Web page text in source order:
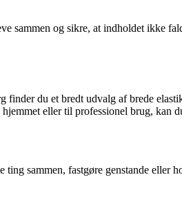
sammen og sikre, at indholdet ikke
du et bredt udvalg af brede
eller til professionel brug, kan
sammen, fastgøre genstande eller